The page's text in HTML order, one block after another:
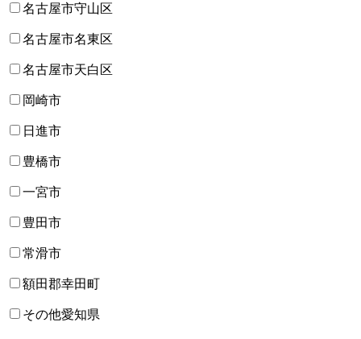
名古屋市守山区
名古屋市名東区
名古屋市天白区
岡崎市
日進市
豊橋市
一宮市
豊田市
常滑市
額田郡幸田町
その他愛知県